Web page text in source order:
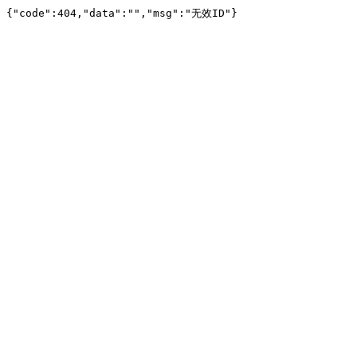
{"code":404,"data":"","msg":"无效ID"}